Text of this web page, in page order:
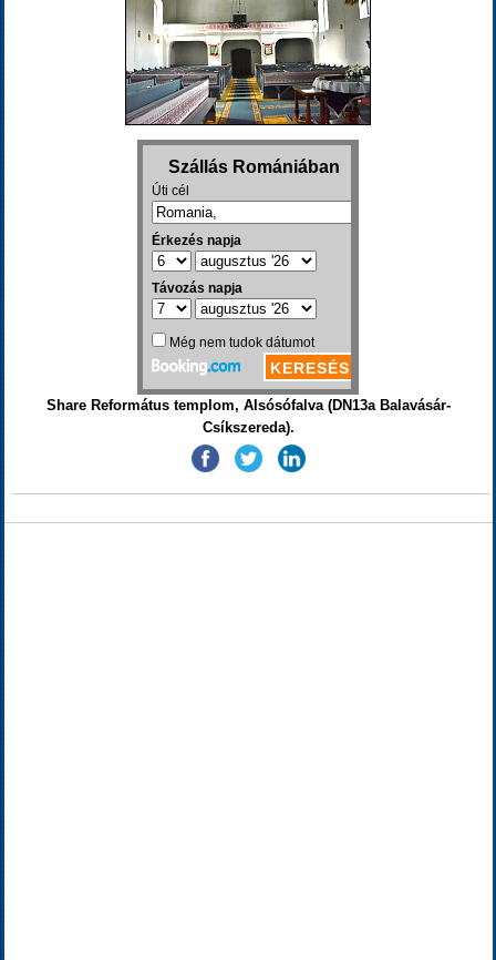
Share Református templom, Alsósófalva (DN13a Balavásár-
Csíkszereda).